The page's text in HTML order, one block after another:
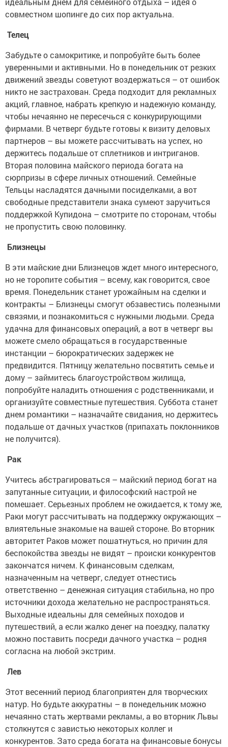
совместном шопинге до сих пор актуальна.
Телец
Забудьте о самокритике, и попробуйте быть более
уверенными и активными. Но в понедельник от резких
движений звезды советуют воздержаться – от ошибок
никто не застрахован. Среда подходит для рекламных
акций, главное, набрать крепкую и надежную команду,
чтобы нечаянно не пересечься с конкурирующими
фирмами. В четверг будьте готовы к визиту деловых
партнеров – вы можете рассчитывать на успех, но
держитесь подальше от сплетников и интриганов.
Вторая половина майского периода богата на
сюрпризы в сфере личных отношений. Семейные
Тельцы насладятся дачными посиделками, а вот
свободные представители знака сумеют заручиться
поддержкой Купидона – смотрите по сторонам, чтобы
не пропустить свою половинку.
Близнецы
В эти майские дни Близнецов ждет много интересного,
но не торопите события – всему, как говорится, свое
время. Понедельник станет урожайным на сделки и
контракты – Близнецы смогут обзавестись полезными
связями, и познакомиться с нужными людьми. Среда
удачна для финансовых операций, а вот в четверг вы
можете смело обращаться в государственные
инстанции – бюрократических задержек не
предвидится. Пятницу желательно посвятить семье и
дому – займитесь благоустройством жилища,
попробуйте наладить отношения с родственниками, и
организуйте совместные путешествия. Суббота станет
днем романтики – назначайте свидания, но держитесь
подальше от дачных участков (припахать поклонников
не получится).
Рак
Учитесь абстрагироваться – майский период богат на
запутанные ситуации, и философский настрой не
помешает. Серьезных проблем не ожидается, к тому же,
Раки могут рассчитывать на поддержку окружающих –
влиятельные знакомые на вашей стороне. Во вторник
авторитет Раков может пошатнуться, но причин для
беспокойства звезды не видят – происки конкурентов
закончатся ничем. К финансовым сделкам,
назначенным на четверг, следует отнестись
ответственно – денежная ситуация стабильна, но про
источники дохода желательно не распространяться.
Выходные идеальны для семейных походов и
путешествий, а если жалко денег на поездку, палатку
можно поставить посреди дачного участка – родня
согласна на любой экстрим.
Лев
Этот весенний период благоприятен для творческих
натур. Но будьте аккуратны – в понедельник можно
нечаянно стать жертвами рекламы, а во вторник Львы
столкнутся с завистью некоторых коллег и
конкурентов. Зато среда богата на финансовые бонусы